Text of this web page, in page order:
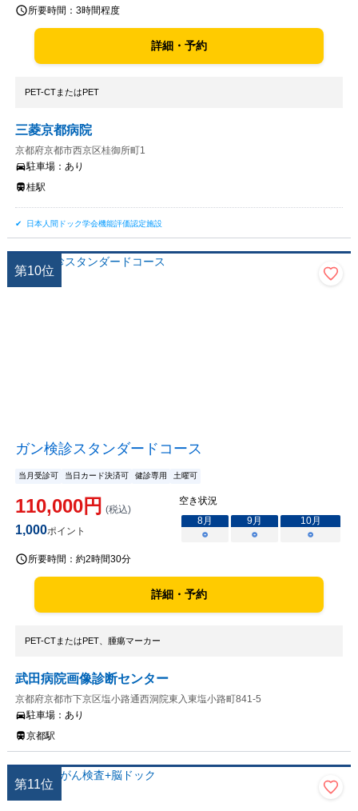
所要時間： 3時間程度
詳細・予約
PET-CTまたはPET
三菱京都病院
京都府京都市西京区桂御所町1
駐車場： あり
桂駅
日本人間ドック学会機能評価認定施設
第10位
ガン検診スタンダードコース
当月受診可 当日カード決済可 健診専用 土曜可
110,000円 (税込)
1,000ポイント
空き状況
8月 9月 10月
○
○ ○
所要時間： 約2時間30分
詳細・予約
PET-CTまたはPET、腫瘍マーカー
武田病院画像診断センター
京都府京都市下京区塩小路通西洞院東入東塩小路町841-5
駐車場： あり
京都駅
第11位